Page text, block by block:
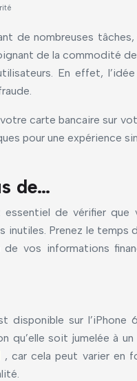
de nombreuses
de la commodité
En effet,
carte bancaire sur
pour une expérience
de…
de vérifier que
Prenez le temps
vos informations
sur l’iPhone
soit jumelée à
, car cela peut varier en